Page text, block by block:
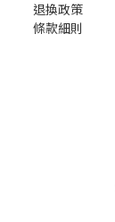
退換政策
條款細則